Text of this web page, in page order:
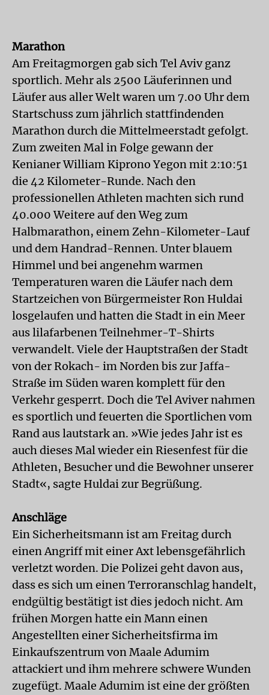
Marathon
Am Freitagmorgen gab sich Tel Aviv ganz
sportlich. Mehr als 2500 Läuferinnen und
Läufer aus aller Welt waren um 7.00 Uhr dem
Startschuss zum jährlich stattfindenden
Marathon durch die Mittelmeerstadt gefolgt.
Zum zweiten Mal in Folge gewann der
Kenianer William Kiprono Yegon mit 2:10:51
die 42 Kilometer-Runde. Nach den
professionellen Athleten machten sich rund
40.000 Weitere auf den Weg zum
Halbmarathon, einem Zehn-Kilometer-Lauf
und dem Handrad-Rennen. Unter blauem
Himmel und bei angenehm warmen
Temperaturen waren die Läufer nach dem
Startzeichen von Bürgermeister Ron Huldai
losgelaufen und hatten die Stadt in ein Meer
aus lilafarbenen Teilnehmer-T-Shirts
verwandelt. Viele der Hauptstraßen der Stadt
von der Rokach- im Norden bis zur Jaffa-
Straße im Süden waren komplett für den
Verkehr gesperrt. Doch die Tel Aviver nahmen
es sportlich und feuerten die Sportlichen vom
Rand aus lautstark an. »Wie jedes Jahr ist es
auch dieses Mal wieder ein Riesenfest für die
Athleten, Besucher und die Bewohner unserer
Stadt«, sagte Huldai zur Begrüßung.
Anschläge
Ein Sicherheitsmann ist am Freitag durch
einen Angriff mit einer Axt lebensgefährlich
verletzt worden. Die Polizei geht davon aus,
dass es sich um einen Terroranschlag handelt,
endgültig bestätigt ist dies jedoch nicht. Am
frühen Morgen hatte ein Mann einen
Angestellten einer Sicherheitsfirma im
Einkaufszentrum von Maale Adumim
attackiert und ihm mehrere schwere Wunden
zugefügt. Maale Adumim ist eine der größten